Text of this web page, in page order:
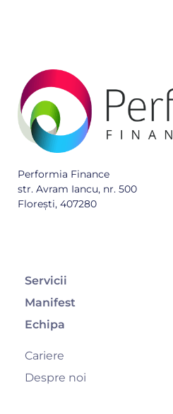
Performia Finance
str. Avram Iancu, nr. 500
Florești, 407280
Servicii
Manifest
Echipa
Cariere
Despre noi